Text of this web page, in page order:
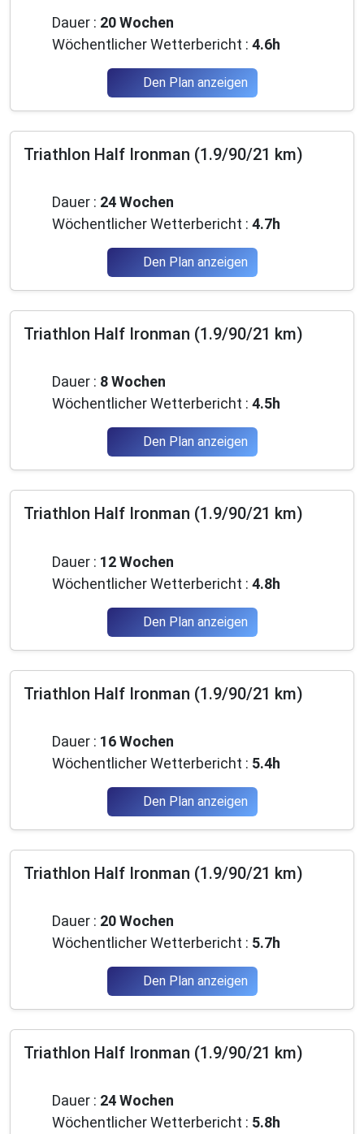
Dauer : 20 Wochen
Wöchentlicher Wetterbericht : 4.6h
Den Plan anzeigen
Triathlon Half Ironman (1.9/90/21 km)
Dauer : 24 Wochen
Wöchentlicher Wetterbericht : 4.7h
Den Plan anzeigen
Triathlon Half Ironman (1.9/90/21 km)
Dauer : 8 Wochen
Wöchentlicher Wetterbericht : 4.5h
Den Plan anzeigen
Triathlon Half Ironman (1.9/90/21 km)
Dauer : 12 Wochen
Wöchentlicher Wetterbericht : 4.8h
Den Plan anzeigen
Triathlon Half Ironman (1.9/90/21 km)
Dauer : 16 Wochen
Wöchentlicher Wetterbericht : 5.4h
Den Plan anzeigen
Triathlon Half Ironman (1.9/90/21 km)
Dauer : 20 Wochen
Wöchentlicher Wetterbericht : 5.7h
Den Plan anzeigen
Triathlon Half Ironman (1.9/90/21 km)
Dauer : 24 Wochen
Wöchentlicher Wetterbericht : 5.8h